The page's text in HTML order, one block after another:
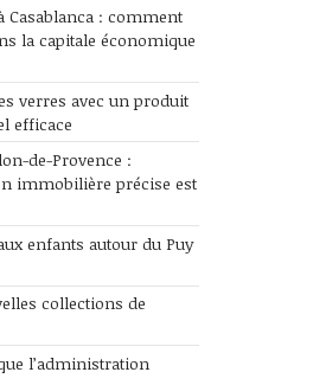
Casablanca : comment
la capitale économique
verres avec un produit
efficace
de-Provence :
immobilière précise est
enfants autour du Puy
collections de
l’administration